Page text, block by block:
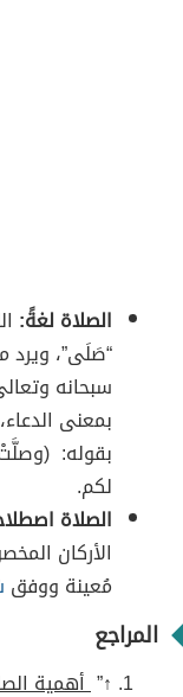
الصلاة لغةً:
“صَلَى”، ويرد
سبحانه
بمعنى
بقوله: (وصلَّتْ
لكم.
الصلاة
الأركان
مُعينة ووفق
المراجع
↑”أهمية